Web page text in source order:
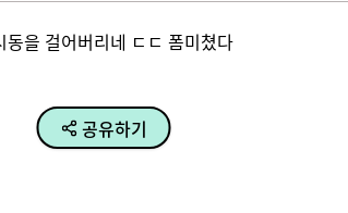
을 걸어버리네 ㄷㄷ 폼미쳤다
공유하기